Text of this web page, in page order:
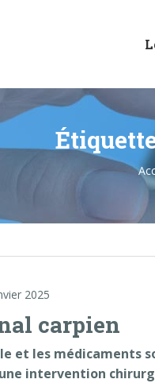
2025
carpien
et les médicaments
intervention